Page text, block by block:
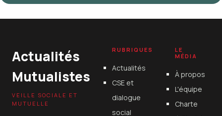
Actualités
Mutualistes
VEILLE SOCIALE ET
MUTUELLE
RUBRIQUES
Actualités
CSE et
dialogue
social
LE
MÉDIA
À propos
L'équipe
Charte